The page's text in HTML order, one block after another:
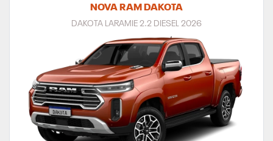
NOVA RAM DAKOTA
DAKOTA LARAMIE 2.2 DIESEL 2026